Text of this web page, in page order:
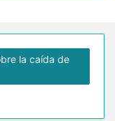
la caída de